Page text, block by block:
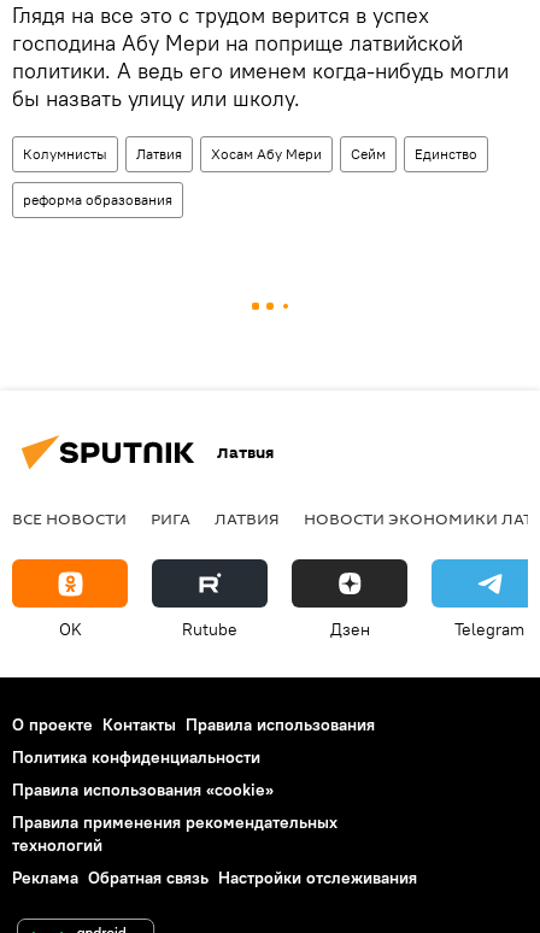
Глядя на все это с трудом верится в успех
господина Абу Мери на поприще латвийской
политики. А ведь его именем когда-нибудь могли
бы назвать улицу или школу.
Колумнисты Латвия Хосам Абу Мери Сейм Единство
реформа образования
Латвия
ВСЕ НОВОСТИ РИГА ЛАТВИЯ НОВОСТИ ЭКОНОМИКИ
OK Rutube Дзен Telegram
О проекте Контакты Правила использования
Политика конфиденциальности
Правила использования «cookie»
Правила применения рекомендательных
технологий
Реклама Обратная связь Настройки отслеживания